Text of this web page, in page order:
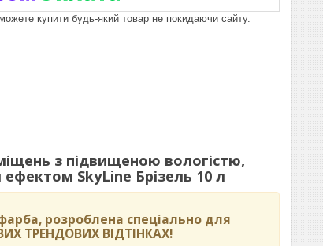
купити будь-який товар не покидаючи сайту.
з підвищеною вологістю,
SkyLine Брізель 10 л
розроблена спеціально для
ТРЕНДОВИХ ВІДТІНКАХ!